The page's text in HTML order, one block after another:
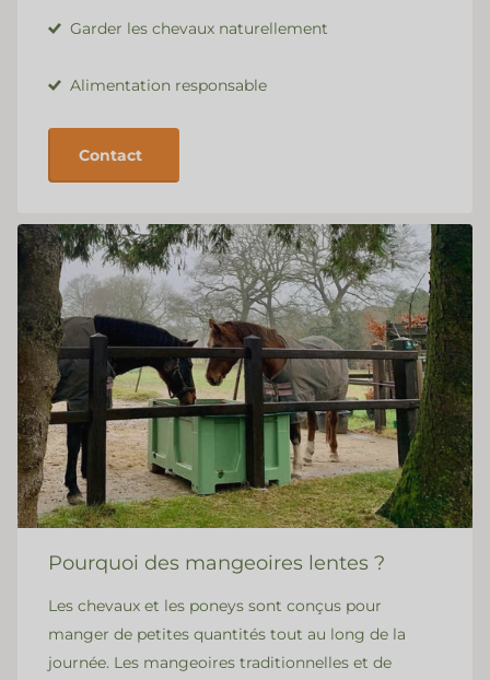
Garder les chevaux naturellement
Alimentation responsable
Contact
Pourquoi des mangeoires lentes ?
Les chevaux et les poneys sont conçus pour
manger de petites quantités tout au long de la
journée. Les mangeoires traditionnelles et de